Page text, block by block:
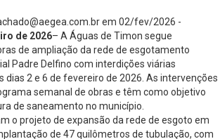
em 02/fev/2026 -
de 2026– A Águas de Timon segue
de ampliação da rede de esgotamento
Padre Delfino com interdições viárias
dias 2 e 6 de fevereiro de 2026. As intervenções
semanal de obras e têm como objetivo
de saneamento no município.
o projeto de expansão da rede de esgoto em
de 47 quilômetros de tubulação, com